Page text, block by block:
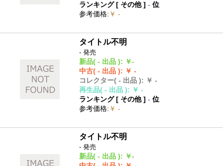
ランキング [ その他]- 位
参考価格: ￥ -
タイトル不明
- 発売
新品( - 出品 ): ￥-
中古( - 出品 ): ￥ -
コレクター( - 出品 ): ￥ -
再生品( - 出品 ): ￥ -
ランキング [ その他]- 位
参考価格: ￥ -
タイトル不明
- 発売
新品( - 出品 ): ￥-